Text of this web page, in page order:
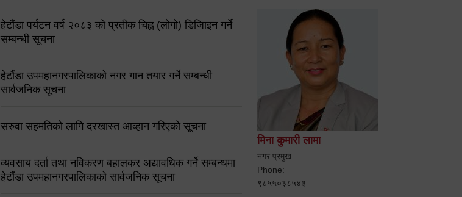
हेटौंडा पर्यटन वर्ष २०८३ को प्रतीक चिह्न (लोगो) डिजिाइन गर्ने
सम्बन्धी सूचना
हेटौंडा उपमहानगरपालिकाको नगर गान तयार गर्ने सम्बन्धी
सार्वजनिक सूचना
सरुवा सहमतिको लागि दरखास्त आव्हान गरिएको सूचना
व्यवसाय दर्ता तथा नविकरण बहालकर अद्यावधिक गर्ने सम्बन्धमा
हेटौंडा उपमहानगरपालिकाको सार्वजनिक सूचना
मिना कुमारी लामा
नगर प्रमुख
Phone:
९८५५०३८५४३